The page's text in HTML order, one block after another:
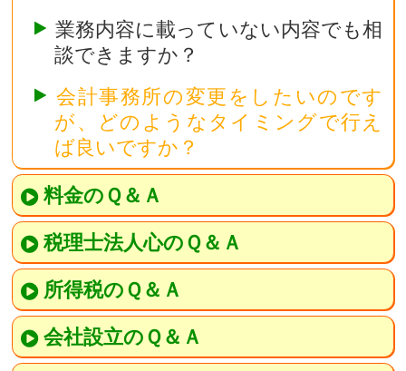
業務内容に載っていない内容でも相
談できますか？
会計事務所の変更をしたいのです
が、どのようなタイミングで行え
ば良いですか？
料金のＱ＆Ａ
税理士法人心のＱ＆Ａ
所得税のＱ＆Ａ
会社設立のＱ＆Ａ